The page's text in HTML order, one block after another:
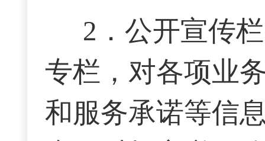
2．公开宣传
专栏，对各项业
和服务承诺等信